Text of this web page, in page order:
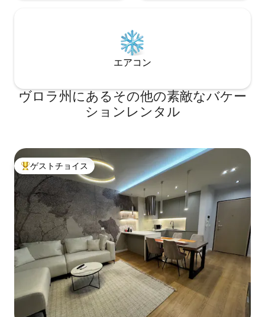
エアコン
ヴロラ州にあるその他の素敵なバケー
ションレンタル
大好評のゲストチョイスです。
ゲストチョイス